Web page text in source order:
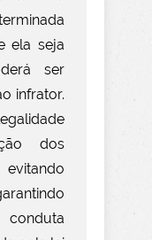
ela seja
ser
infrator.
dos